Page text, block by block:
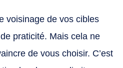
voisinage de vos cibles
praticité. Mais cela ne
de vous choisir. C’est